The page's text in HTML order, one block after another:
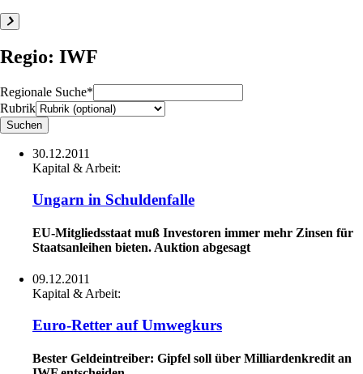
Regio: IWF
Regionale Suche*
Rubrik
30.12.2011
Kapital & Arbeit:
Ungarn in Schuldenfalle
EU-Mitgliedsstaat muß Investoren immer mehr Zinsen für
Staatsanleihen bieten. Auktion abgesagt
09.12.2011
Kapital & Arbeit:
Euro-Retter auf Umwegkurs
Bester Geldeintreiber: Gipfel soll über Milliardenkredit an